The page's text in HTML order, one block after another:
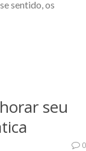
sentido, os
seu
0